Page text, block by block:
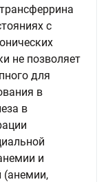
с
не позволяет
для
в
в
и
(анемии,